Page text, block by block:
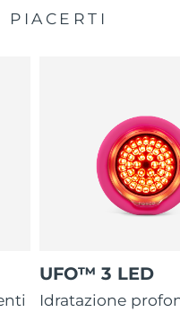
PIACERTI
UFO™ 3 LED
Idratazione